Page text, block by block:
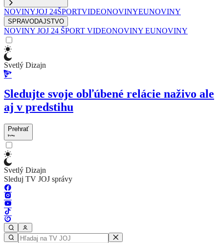
NOVINYJOJ 24ŠPORTVIDEONOVINYEUNOVINY
SPRAVODAJSTVO
NOVINY JOJ 24 ŠPORT VIDEONOVINY EUNOVINY
Svetlý Dizajn
Sledujte svoje obľúbené relácie naživo ale
aj v predstihu
Prehrať
Svetlý Dizajn
Sleduj TV JOJ správy